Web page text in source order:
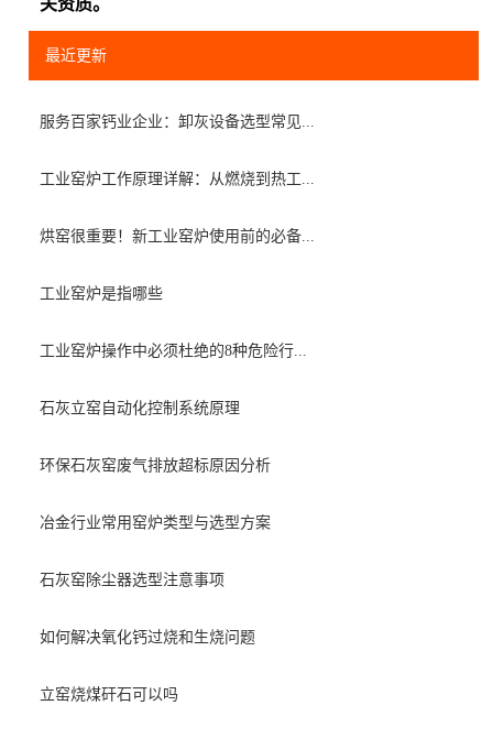
关资质。
最近更新
服务百家钙业企业：卸灰设备选型常见...
工业窑炉工作原理详解：从燃烧到热工...
烘窑很重要！新工业窑炉使用前的必备...
工业窑炉是指哪些
工业窑炉操作中必须杜绝的8种危险行...
石灰立窑自动化控制系统原理
环保石灰窑废气排放超标原因分析
冶金行业常用窑炉类型与选型方案
石灰窑除尘器选型注意事项
如何解决氧化钙过烧和生烧问题
立窑烧煤矸石可以吗